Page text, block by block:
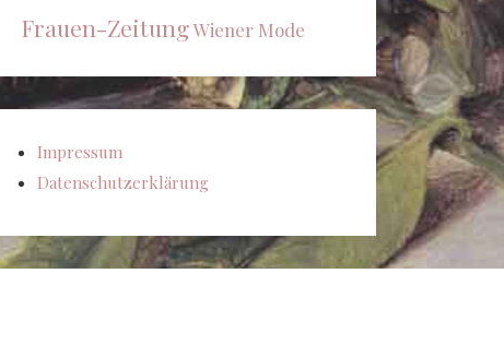
Frauen-ZeitungWiener Mode
Impressum
Datenschutzerklärung